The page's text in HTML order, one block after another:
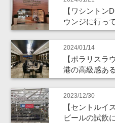
【ワシントン
ウンジに行っ
2024/01/14
【ポラリスラ
港の高級感あ
2023/12/30
【セントルイ
ビールの試飲